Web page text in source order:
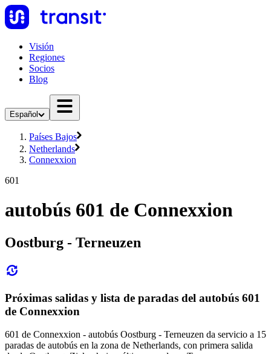
Visión
Regiones
Socios
Blog
Español
Países Bajos
Netherlands
Connexxion
601
autobús 601 de Connexxion
Oostburg - Terneuzen
Próximas salidas y lista de paradas del autobús 601
de Connexxion
601 de Connexxion - autobús Oostburg - Terneuzen da servicio a 15
paradas de autobús en la zona de Netherlands, con primera salida